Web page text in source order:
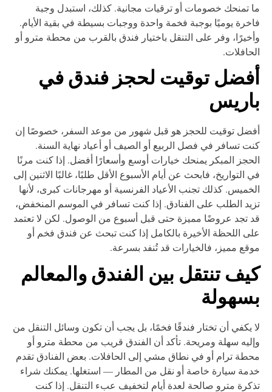
تمنحك خصومات أو ترقيات مجانية. كذلك، استبدل وجبة
يوميًا بوجبة فخمة واحدة ووجبات بسيطة في بقية الأيام.
وفر على التنقل باختيار فندق بالقرب من محطة مترو أو
توقيت لحجز فندق في
توقيت للحجز هو قبل شهور من موعد السفر، خصوصًا إن
تسافر في فصل الربيع أو الصيف أو أعياد نهاية السنة.
المبكر يمنحك خيارات أوسع وأسعارًا أفضل. إذا كنت مرنًا
التواريخ، فابحث عن أيام الأسبوع الأقل طلبًا، غالبًا الاثنين إلى
كذلك تجنب الأعياد الفرنسية أو مهرجانات كبرى، لأنها
الطلب على الفنادق. إذا كنت تسافر في الموسم المنخفض،
تجد عروضًا مميزة حتى قبل أسبوع من الوصول. لكن لا تعتمد
اللحظة الأخيرة بالكامل إذا كنت تبحث عن فندق فخم أو
مميز، فالخيارات قد تُنفد بسرعة.
تنتقل بين الفندق والمعالم
يكفي أن تختار فندقًا فخمًا، بل يجب أن تكون وسائل التنقل من
سهلة ومريحة. تأكد أن الفندق قريب من محطة مترو أو
ترام أو في نطاق مشي إلى الحافلات. بعض الفنادق تقدم
سيارة خاصة أو نقل من المطار — استغلها. يمكنك شراء
مترو صالحة لعدة أيام لتخفيف عبء التنقل. إذا كنت